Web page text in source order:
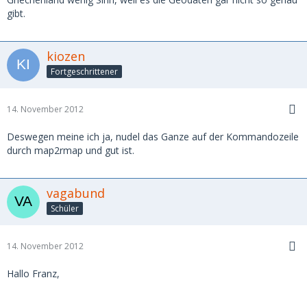
gibt.
kiozen
Fortgeschrittener
14. November 2012
Deswegen meine ich ja, nudel das Ganze auf der Kommandozeile
durch map2rmap und gut ist.
vagabund
Schüler
14. November 2012
Hallo Franz,